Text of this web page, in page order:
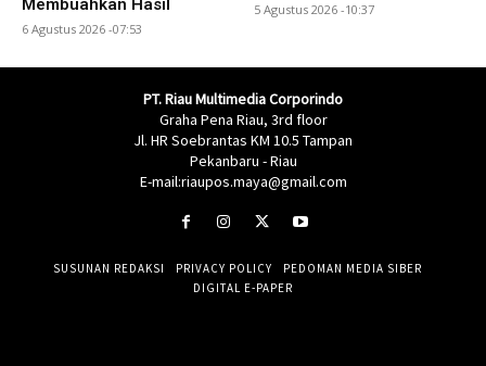
Membuahkan Hasil
6 Agustus 2026 -07:53
5 Agustus 2026 -10:37
PT. Riau Multimedia Corporindo
Graha Pena Riau, 3rd floor
Jl. HR Soebrantas KM 10.5 Tampan
Pekanbaru - Riau
E-mail:riaupos.maya@gmail.com
SUSUNAN REDAKSI PRIVACY POLICY
PEDOMAN MEDIA SIBER
DIGITAL E-PAPER